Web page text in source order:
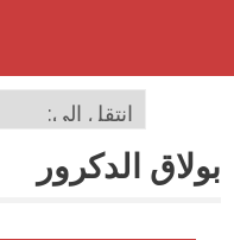
بولاق الدكرور